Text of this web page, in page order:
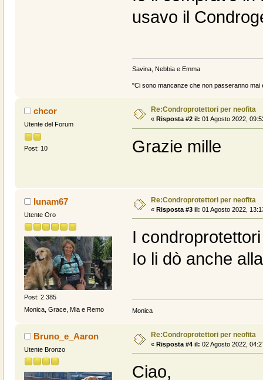
usavo il
Savina, Nebbia e Emma
"Ci sono mancanze che non passeranno
chcor
Utente del Forum
Post: 10
Re:Condroprotettori per neofita
« Risposta #2 il: 01 Agosto 2022,
Grazie mille
lunam67
Utente Oro
Post: 2.385
Monica, Grace, Mia e Remo
Re:Condroprotettori per neofita
« Risposta #3 il: 01 Agosto 2022,
I
Io li dò anche
Monica
Bruno_e_Aaron
Utente Bronzo
Re:Condroprotettori per neofita
« Risposta #4 il: 02 Agosto 2022,
Ciao,